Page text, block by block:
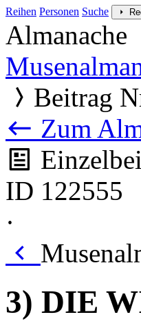
Reihen Personen Suche
Almanache
Beitrag
Zum
ID 122555
·
3) DIE